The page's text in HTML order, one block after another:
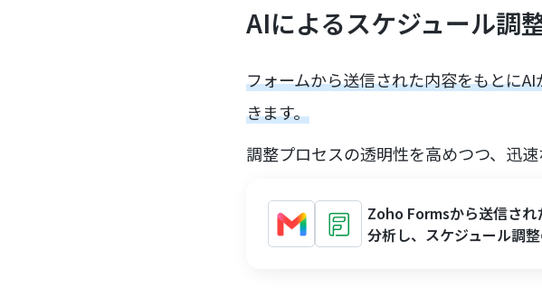
AIによるスケジュール調
フォームから送信された内容をもとに
きます。
調整プロセスの透明性を高めつつ、迅速
Zoho Formsから送信さ
分析し、スケジュール調